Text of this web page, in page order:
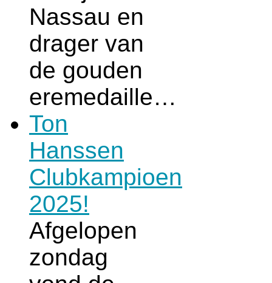
Nassau en
drager van
de gouden
eremedaille…
Ton
Hanssen
Clubkampioen
2025!
Afgelopen
zondag